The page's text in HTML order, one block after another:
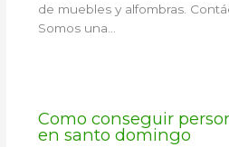
de muebles y alfombras.
Somos una…
Como conseguir
en santo domingo